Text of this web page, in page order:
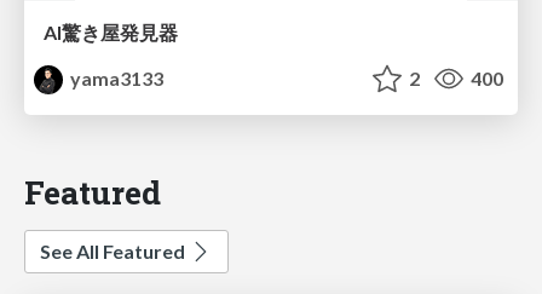
AI驚き屋発見器
yama3133
2 400
Featured
See All Featured